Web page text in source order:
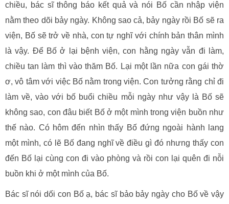
chiều, bác sĩ thông báo kết quả và nói Bố cần nhập viện
nằm theo dõi bảy ngày. Không sao cả, bảy ngày rồi Bố sẽ ra
viện, Bố sẽ trở về nhà, con tự nghĩ với chính bản thân mình
là vậy. Để Bố ở lại bệnh viện, con hằng ngày vẫn đi làm,
chiều tan làm thì vào thăm Bố. Lại một lần nữa con gái thờ
ơ, vô tâm với việc Bố nằm trong viện. Con tưởng rằng chỉ đi
làm về, vào với bố buổi chiều mỗi ngày như vậy là Bố sẽ
không sao, con đâu biết Bố ở một mình trong viện buồn như
thế nào. Có hôm đến nhìn thấy Bố đứng ngoài hành lang
một mình, có lẽ Bố đang nghĩ về điều gì đó nhưng thấy con
đến Bố lại cùng con đi vào phòng và rồi con lại quên đi nỗi
buồn khi ở một mình của Bố.
Bác sĩ nói dối con Bố ạ, bác sĩ bảo bảy ngày cho Bố về vậy